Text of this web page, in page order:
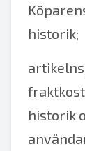
historik;
historik